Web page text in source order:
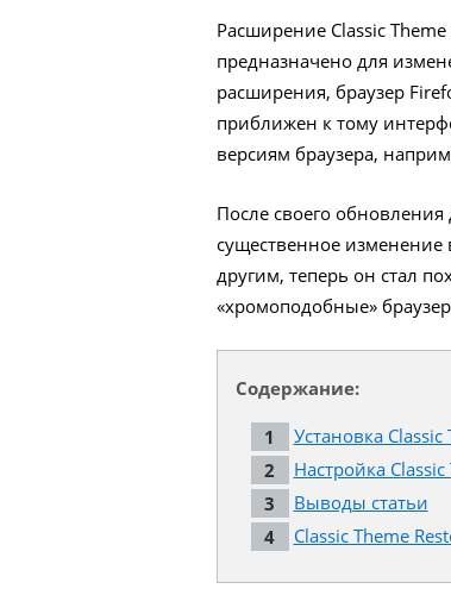
Расширение Classic
предназначено для
расширения, браузер
приближен к тому
версиям браузера,
После своего
существенное изменение
другим, теперь он стал
«хромоподобные»
Содержание:
Установка Classic
Настройка
Выводы статьи
Classic Theme